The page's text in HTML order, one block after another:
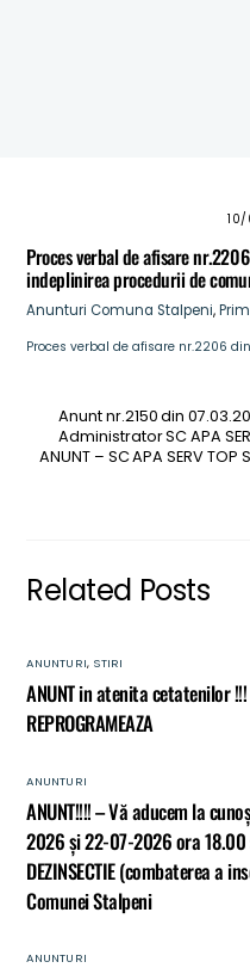
Proces verbal de afisare
indeplinirea procedurii de
Anunturi Comuna Stalpeni,
Proces verbal de afisare nr.2206
Anunt nr.2150 din
Administrator SC APA
ANUNT – SC APA SERV
Related Posts
ANUNTURI, STIRI
ANUNT in atenita cetatenilor !!!
REPROGRAMEAZA
ANUNTURI
ANUNT!!!! – Vă aducem la
2026 și 22-07-2026 ora
DEZINSECTIE (combaterea a
Comunei Stalpeni
ANUNTURI